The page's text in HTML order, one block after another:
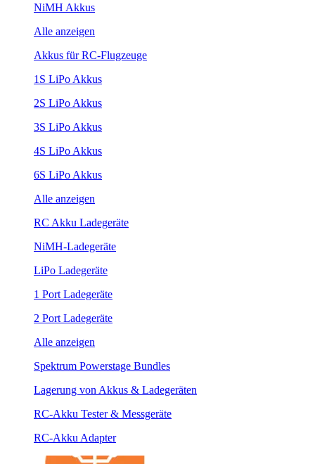
NiMH Akkus
Alle anzeigen
Akkus für RC-Flugzeuge
1S LiPo Akkus
2S LiPo Akkus
3S LiPo Akkus
4S LiPo Akkus
6S LiPo Akkus
Alle anzeigen
RC Akku Ladegeräte
NiMH-Ladegeräte
LiPo Ladegeräte
1 Port Ladegeräte
2 Port Ladegeräte
Alle anzeigen
Spektrum Powerstage Bundles
Lagerung von Akkus & Ladegeräten
RC-Akku Tester & Messgeräte
RC-Akku Adapter